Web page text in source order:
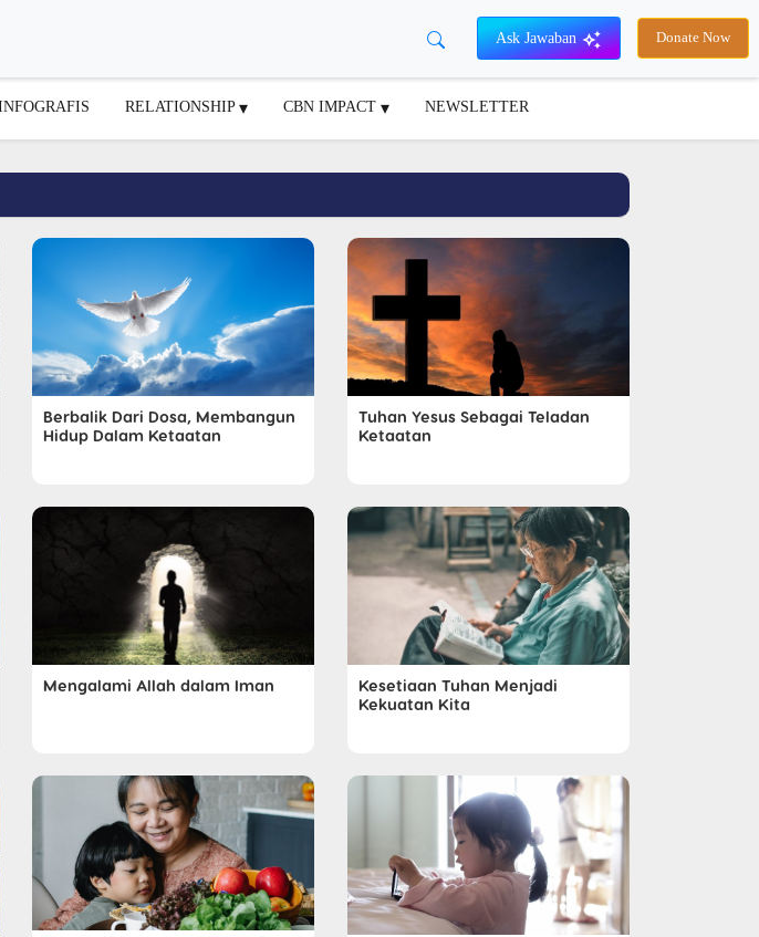
Ask Jawaban Donate Now
RELATIONSHIP CBN IMPACT NEWSLETTER
Berbalik Dari Dosa, Membangun
Hidup Dalam Ketaatan
Tuhan Yesus Sebagai Teladan
Ketaatan
Mengalami Allah dalam Iman
Kesetiaan Tuhan Menjadi
Kekuatan Kita